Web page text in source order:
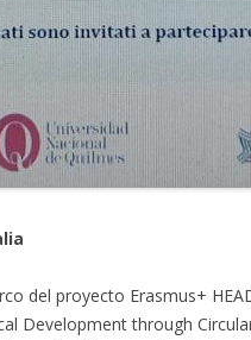
del proyecto Erasmus+
Development through